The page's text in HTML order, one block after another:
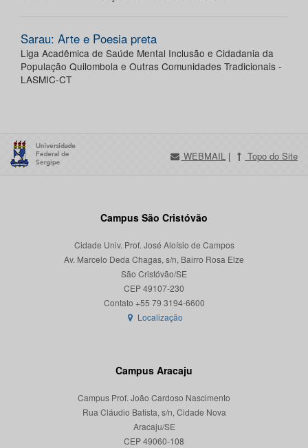
Sarau: Arte e Poesia preta
Liga Acadêmica de Saúde Mental Inclusão e Cidadania da
População Quilombola e Outras Comunidades Tradicionais -
LASMIC-CT
WEBMAIL | Topo do Site
Campus São Cristóvão
Cidade Univ. Prof. José Aloísio de Campos
Av. Marcelo Deda Chagas, s/n, Bairro Rosa Elze
São Cristóvão/SE
CEP 49107-230
Localização
Campus Aracaju
Campus Prof. João Cardoso Nascimento
Rua Cláudio Batista, s/n, Cidade Nova
Aracaju/SE
CEP 49060-108